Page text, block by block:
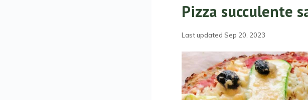
Pizza succulente
Last updated Sep 20, 2023